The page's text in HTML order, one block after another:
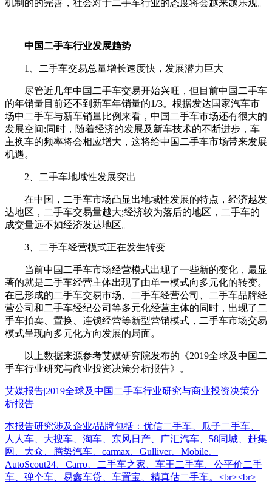
机制的的完善，社会对于二手车行业的态度将会越来越乐观。
中国二手车行业发展趋势
1、二手车交易总量增长速度快，发展潜力巨大
尽管近几年中国二手车交易开始兴旺，但目前中国二手车
的年销量目前还不到新车年销量的1/3。根据发达国家汽车市
场中二手车与新车销量比例来看，中国二手车市场还有很大的
发展空间;同时，随着经济的发展及新车技术的不断进步，车
主换车的频率将会相应增大，这将给中国二手车市场带来发展
机遇。
2、二手车地域性发展突出
在中国，二手车市场凸显出地域性发展的特点，经济越发
达地区，二手车交易量越大;经济较为落后的地区，二手车的
成交量远不如经济发达地区。
3、二手车经营模式正在发生转变
当前中国二手车市场经营模式出现了一些新的变化，最显
著的就是二手车经营主体出现了由单一模式向多元化的转变。
在已形成的二手车交易市场、二手车经营公司、二手车品牌经
营公司和二手车经纪公司等多元化经营主体的同时，出现了二
手车拍卖、置换、连锁经营等新型营销模式，二手车市场交易
模式呈现向多元化方向发展的局面。
以上数据来源参考艾媒研究院发布的《2019全球及中国二
手车行业研究与商业投资决策分析报告》。
艾媒报告|2019全球及中国二手车行业研究与商业投资决策分
析报告
本报告研究涉及企业/品牌包括：优信二手车、瓜子二手车、
人人车、大搜车、淘车、东风日产、广汇汽车、58同城、赶集
网、大众、腾势汽车、carmax、Gulliver、Mobile、
AutoScout24、Carro、二手车之家、车王二手车、公平价二手
车、弹个车、易鑫车贷、车置宝、精真估二手车。<br><br>